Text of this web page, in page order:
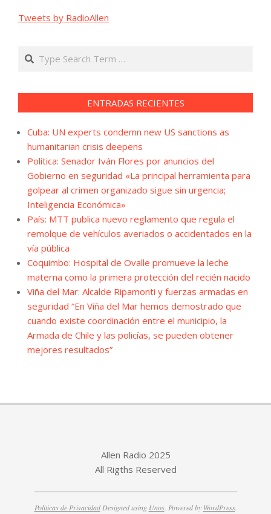
Tweets by RadioAllen
Search
ENTRADAS RECIENTES
Cuba: UN experts condemn new US sanctions as
humanitarian crisis deepens
Política: Senador Iván Flores por anuncios del
Gobierno en seguridad «La principal herramienta para
golpear al crimen organizado sigue sin urgencia;
Inteligencia Económica»
País: MTT publica nuevo reglamento que regula el
remolque de vehículos averiados o accidentados en la
vía pública
Coquimbo: Hospital de Ovalle promueve la leche
materna como la primera protección del recién nacido
Viña del Mar: Alcalde Ripamonti y fuerzas armadas en
seguridad “En Viña del Mar hemos demostrado que
cuando existe coordinación entre el municipio, la
Armada de Chile y las policías, se pueden obtener
mejores resultados”
Allen Radio 2025
All Rigths Reserved
Politicas de PrivacidadDesigned using Unos. Powered by WordPress.